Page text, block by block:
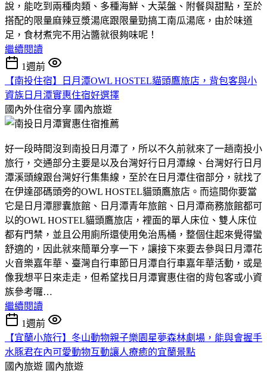
說，能吃到兩種肉類、多種海鮮、大菜盤、附餐與甜點，至於
搭配的限量麻辣豆漿湯底跟限量勁搞工南瓜湯底，由於味道
足，食材煮完不用沾醬就很夠味呢！
繼續閱讀
1週前
【南投住宿】日月潭OWL HOSTEL貓頭鷹旅店，背包客與小
資族日月潭實惠住宿好選擇
國內外住宿分享 國內旅遊
好一段時間沒到南投日月潭了，所以不久前就來了一趟南投小
旅行，交通部分主要是以及台灣好行日月潭線、台灣好行日月
潭溪頭線跟台灣好行集集線，至於在日月潭住宿部分，就找了
在伊達邵碼頭旁的OWL HOSTEL貓頭鷹旅店。而這間你要當
它是日月潭膠囊旅館、日月潭青年旅館、日月潭商務旅館都可
以的OWL HOSTEL貓頭鷹旅店，裡面的單人床位、雙人床位
都有門禁，並且公用廁所還使用免治馬桶，整個住起來覺得蠻
舒適的，因此就來簡單分享一下，讓接下來要去參與日月潭花
火音樂嘉年華、臺灣自行車節日月潭自行車嘉年華活動，或是
像我想平日來走走，但希望找日月潭實惠住宿的背包客或小資
族參考囉…
繼續閱讀
1週前
【宜蘭小旅行】冬山動物親子樂園星夢森林劇場，能與會握手
水豚君在內可愛動物互動讓人療癒的宜蘭景點
國內旅遊 國內旅遊